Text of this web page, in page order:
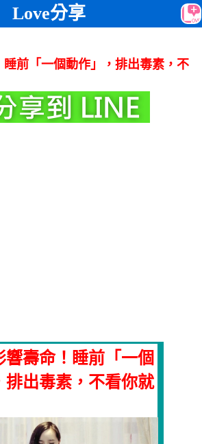
Love分享
睡前「一個動作」，排出毒素，不
響壽命！睡前「一個
排出毒素，不看你就